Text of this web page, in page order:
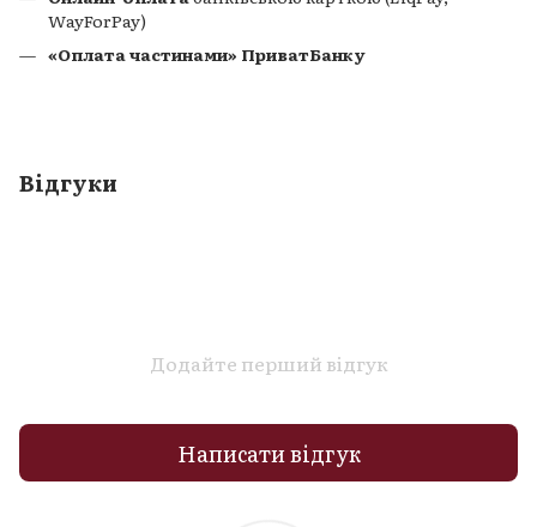
WayForPay)
«Оплата частинами» ПриватБанку
Відгуки
Додайте перший відгук
Написати відгук